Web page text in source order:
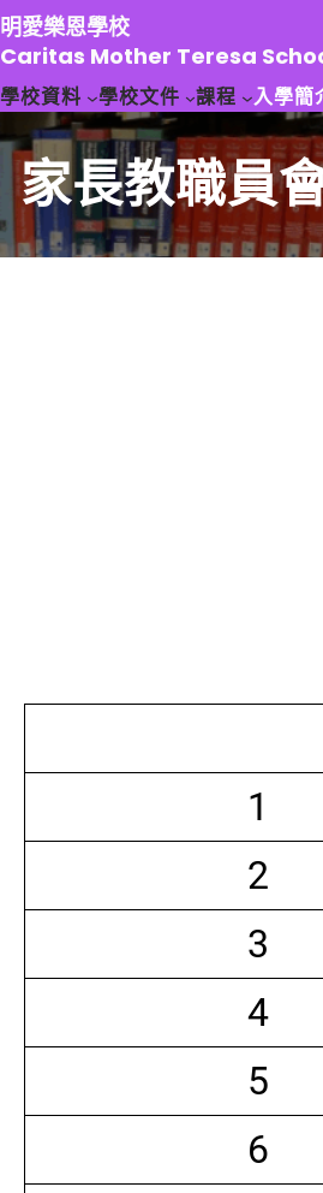
跳
至
主
要
容
明愛樂恩學校
Caritas Mother Teresa
學校資料 學校文件 課程 入學簡
家長教職員
1
2
3
4
5
6